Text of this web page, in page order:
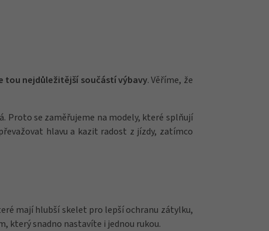
tou nejdůležitější součástí výbavy. Věříme, že
Proto se zaměřujeme na modely, které splňují
hlavu a kazit radost z jízdy, zatímco
mají hlubší skelet pro lepší ochranu zátylku,
který snadno nastavíte i jednou rukou.